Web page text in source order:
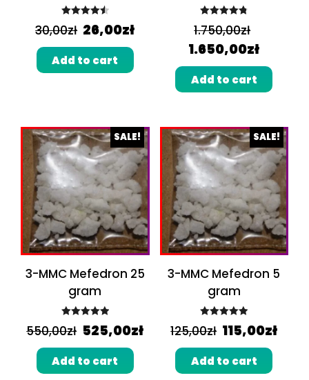
Rated4.60
30,00zł 26,00zł
Add to cart
Rated 4.86
out of 5
1.750,00zł
1.650,00zł
Add to cart
SALE!
3-MMC Mefedron 25
gram
Rated5.00
550,00zł 525,00zł
Add to cart
SALE!
3-MMC Mefedron 5
gram
Rated5.00
125,00zł 115,00zł
Add to cart